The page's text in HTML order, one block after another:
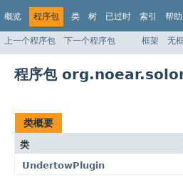
概览 程序包 类 树 已过时 索引 帮助
上一个程序包 下一个程序包 框架 无
程序包
类概要
类
UndertowPlugin